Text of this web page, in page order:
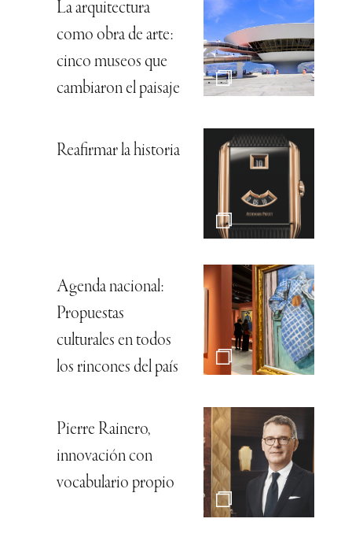
La arquitectura
como obra de arte:
cinco museos que
cambiaron el paisaje
Reafirmar la historia
Agenda nacional:
Propuestas
culturales en todos
los rincones del país
Pierre Rainero,
innovación con
vocabulario propio